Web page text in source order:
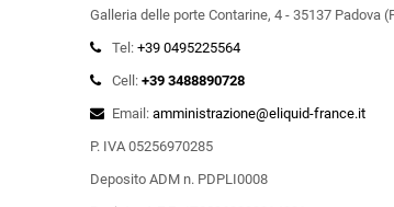
Galleria delle porte Contarine, 4 - 35137 Padova
Tel: +39 0495225564
Cell: +39 3488890728
Email: amministrazione@eliquid-france.it
P. IVA 05256970285
Deposito ADM n. PDPLI0008